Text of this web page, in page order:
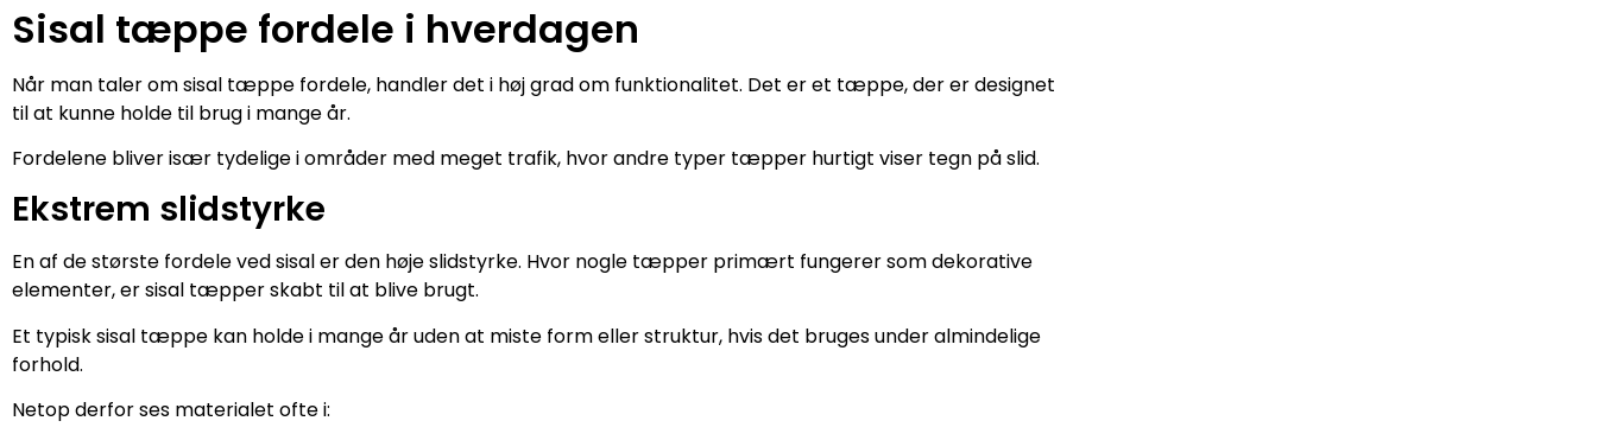
Sisal tæppe fordele i hverdagen
Når man taler om sisal tæppe fordele, handler det i høj grad om funktionalitet. Det er et tæppe, der er designet
til at kunne holde til brug i mange år.
Fordelene bliver især tydelige i områder med meget trafik, hvor andre typer tæpper hurtigt viser tegn på slid.
Ekstrem slidstyrke
En af de største fordele ved sisal er den høje slidstyrke. Hvor nogle tæpper primært fungerer som dekorative
elementer, er sisal tæpper skabt til at blive brugt.
Et typisk sisal tæppe kan holde i mange år uden at miste form eller struktur, hvis det bruges under almindelige
forhold.
Netop derfor ses materialet ofte i: